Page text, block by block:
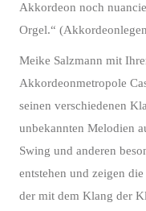
Akkordeon noch
Orgel.“
Meike Salzmann mit
Akkordeonmetropole
seinen verschiedenen
unbekannten Melodien
Swing und anderen
entstehen und zeigen
der mit dem Klang der